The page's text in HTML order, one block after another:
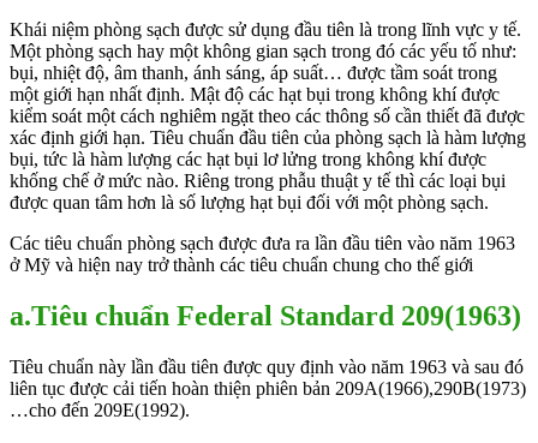
Khái niệm phòng sạch được sử dụng đầu tiên là trong lĩnh vực y tế.
Một phòng sạch hay một không gian sạch trong đó các yếu tố như:
bụi, nhiệt độ, âm thanh, ánh sáng, áp suất… được tầm soát trong
một giới hạn nhất định. Mật độ các hạt bụi trong không khí được
kiểm soát một cách nghiêm ngặt theo các thông số cần thiết đã được
xác định giới hạn. Tiêu chuẩn đầu tiên của phòng sạch là hàm lượng
bụi, tức là hàm lượng các hạt bụi lơ lửng trong không khí được
khống chế ở mức nào. Riêng trong phẫu thuật y tế thì các loại bụi
được quan tâm hơn là số lượng hạt bụi đối với một phòng sạch.
Các tiêu chuẩn phòng sạch được đưa ra lần đầu tiên vào năm 1963
ở Mỹ và hiện nay trở thành các tiêu chuẩn chung cho thế giới
a.Tiêu chuẩn Federal Standard 209(1963)
Tiêu chuẩn này lần đầu tiên được quy định vào năm 1963 và sau đó
liên tục được cải tiến hoàn thiện phiên bản 209A(1966),290B(1973)
…cho đến 209E(1992).